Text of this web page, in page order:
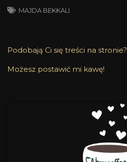
MAJDA BEKKALI
Podobają Ci się treści na stronie?
Możesz postawić mi kawę!